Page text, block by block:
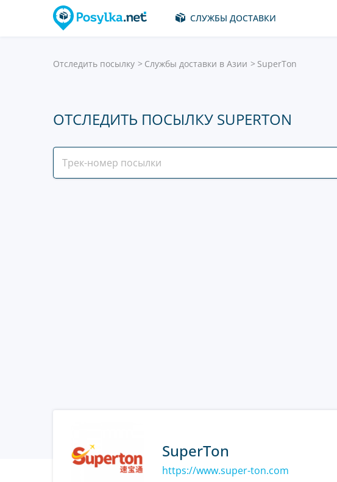
СЛУЖБЫ ДОСТАВКИ
Отследить посылку Службы доставки в Азии SuperTon
ОТСЛЕДИТЬ ПОСЫЛКУ SUPERTON
SuperTon
https://www.super-ton.com